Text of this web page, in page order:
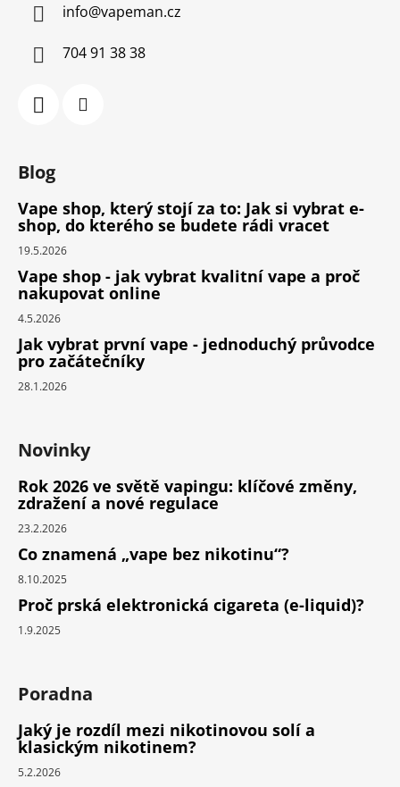
info@vapeman.cz
704 91 38 38
Blog
Vape shop, který stojí za to: Jak si vybrat e-
shop, do kterého se budete rádi vracet
19.5.2026
Vape shop - jak vybrat kvalitní vape a proč
nakupovat online
4.5.2026
Jak vybrat první vape - jednoduchý průvodce
pro začátečníky
28.1.2026
Novinky
Rok 2026 ve světě vapingu: klíčové změny,
zdražení a nové regulace
23.2.2026
Co znamená „vape bez nikotinu“?
8.10.2025
Proč prská elektronická cigareta (e-liquid)?
1.9.2025
Poradna
Jaký je rozdíl mezi nikotinovou solí a
klasickým nikotinem?
5.2.2026